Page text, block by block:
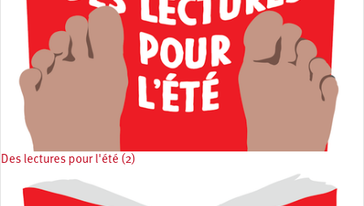
Des lectures pour l'été (2)